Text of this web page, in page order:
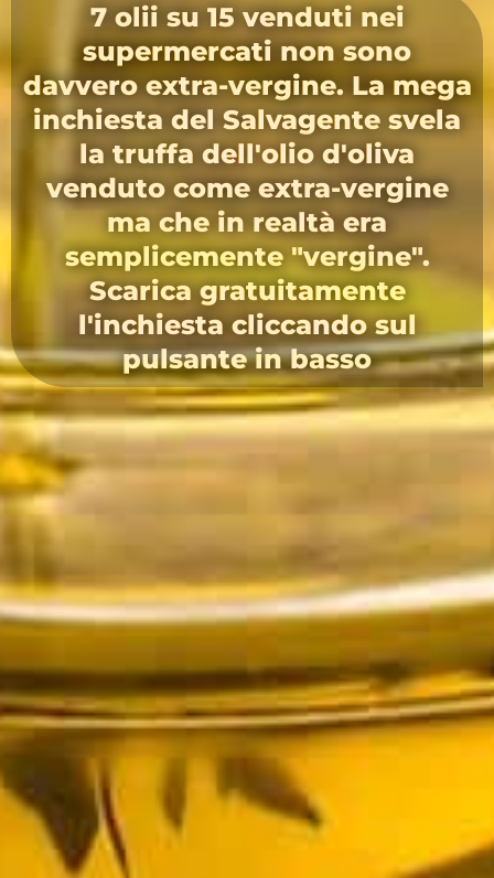
7 olii su 15 venduti nei
supermercati non sono
davvero extra-vergine. La mega
inchiesta del Salvagente svela
la truffa dell'olio d'oliva
venduto come extra-vergine
ma che in realtà era
semplicemente "vergine".
Scarica gratuitamente
l'inchiesta cliccando sul
pulsante in basso